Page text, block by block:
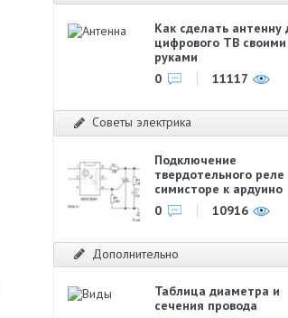
Как сделать антенну
цифрового ТВ своими
руками
0
11117
Советы электрика
Подключение
твердотельного реле
симисторе к ардуино
0
10916
Дополнительно
Таблица диаметра и
сечения провода